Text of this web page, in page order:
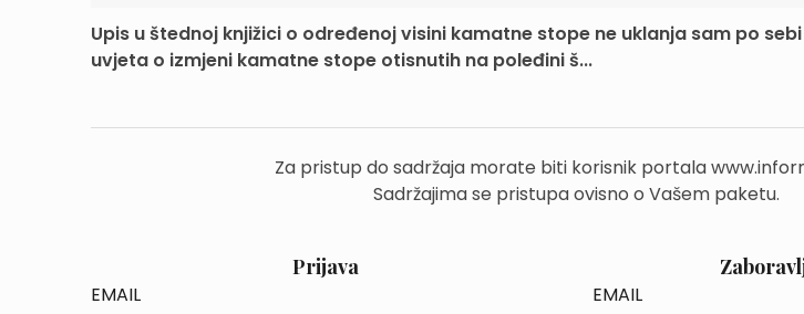
Upis u štednoj knjižici o određenoj visini kamatne stope ne uklanja sam po
uvjeta o izmjeni kamatne stope otisnutih na poleđini š...
Za pristup do sadržaja morate biti korisnik portala
Sadržajima se pristupa ovisno o Vašem paketu.
Prijava
EMAIL EMAIL